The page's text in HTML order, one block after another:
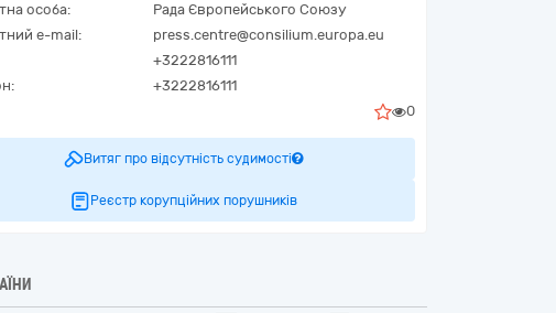
особа:
Рада Європейського Союзу
e-mail:
press.centre@consilium.europa.eu
+3222816111
+3222816111
0
Витяг про відсутність судимості
Реєстр корупційних порушників